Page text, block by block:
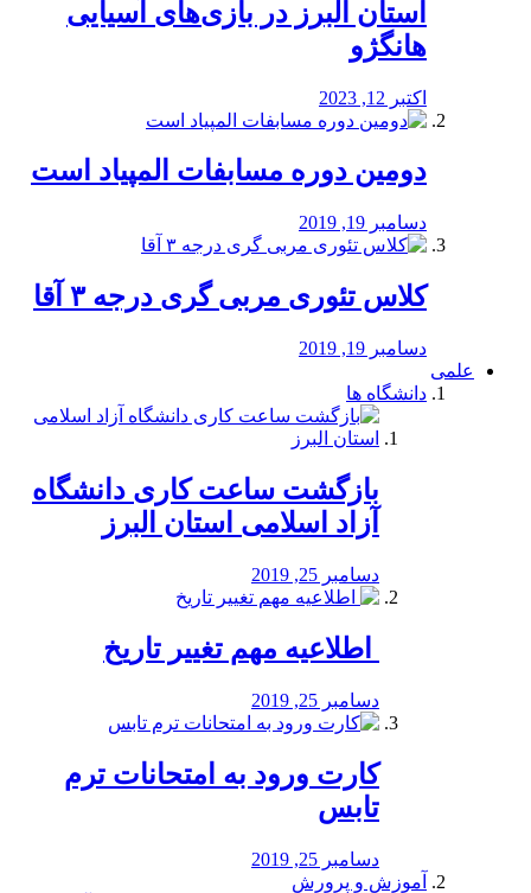
استان البرز در بازی‌های آسیایی
هانگژو
اکتبر 12, 2023
دومین دوره مسابفات المپیاد است
دسامبر 19, 2019
کلاس تئوری مربی گری درجه ۳ آقا
دسامبر 19, 2019
علمی
دانشگاه ها
بازگشت ساعت کاری دانشگاه
آزاد اسلامی استان البرز
دسامبر 25, 2019
️ اطلاعیه مهم تغییر تاریخ
دسامبر 25, 2019
کارت ورود به امتحانات ترم
تابس
دسامبر 25, 2019
آموزش و پرورش